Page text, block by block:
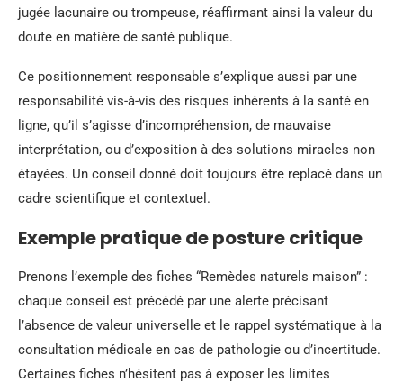
jugée lacunaire ou trompeuse, réaffirmant ainsi la valeur du
doute en matière de santé publique.
Ce positionnement responsable s’explique aussi par une
responsabilité vis-à-vis des risques inhérents à la santé en
ligne, qu’il s’agisse d’incompréhension, de mauvaise
interprétation, ou d’exposition à des solutions miracles non
étayées. Un conseil donné doit toujours être replacé dans un
cadre scientifique et contextuel.
Exemple pratique de posture critique
Prenons l’exemple des fiches “Remèdes naturels maison” :
chaque conseil est précédé par une alerte précisant
l’absence de valeur universelle et le rappel systématique à la
consultation médicale en cas de pathologie ou d’incertitude.
Certaines fiches n’hésitent pas à exposer les limites